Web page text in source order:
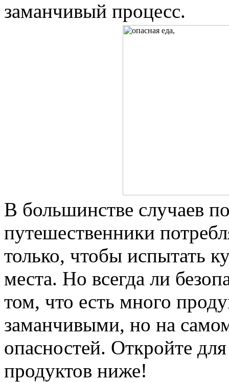
заманчивый процесс.
В большинстве случаев
путешественники
только, чтобы испытать
места. Но всегда ли
том, что есть много
заманчивыми, но на
опасностей. Откройте
продуктов ниже!